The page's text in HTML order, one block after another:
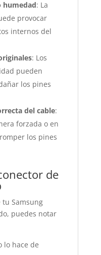
humedad: La
provocar
internos del
: Los
pueden
los pines
del cable:
forzada o en
los pines
de
tu Samsung
puedes notar
lo hace de